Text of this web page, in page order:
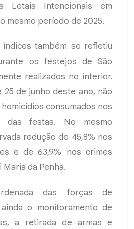
Letais Intencionais em
mesmo período de 2025.
índices também se refletiu
os festejos de São
realizados no interior.
25 de junho deste ano, não
consumados nos
das festas. No mesmo
redução de 45,8% nos
e de 63,9% nos crimes
da Penha.
das forças de
o monitoramento de
a retirada de armas e